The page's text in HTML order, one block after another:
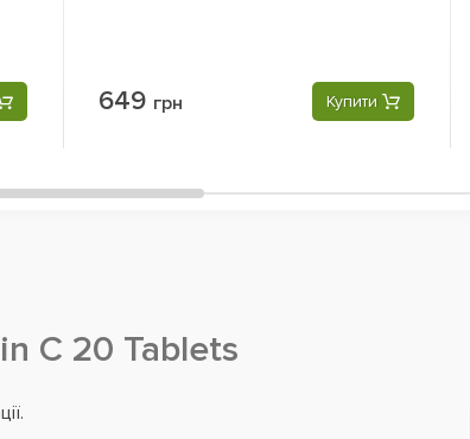
649 грн Купити
C 20 Tablets